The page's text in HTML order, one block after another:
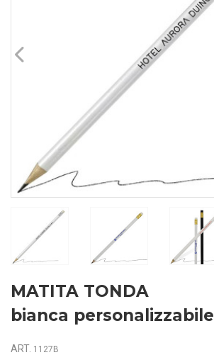
MATITA TONDA
bianca personalizzabile
ART. 1127B